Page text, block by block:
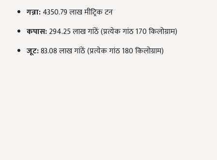
गन्ना:4350.79 लाख मीट्रिक टन
कपास:294.25 लाख गांठें (प्रत्येक गांठ 170 किलोग्राम)
जूट:83.08 लाख गांठें (प्रत्येक गांठ 180 किलोग्राम)